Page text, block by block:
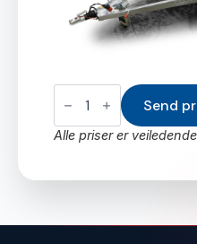
NETTING-
GRIND
2,55M
2020-
antall
Send
Alle priser er